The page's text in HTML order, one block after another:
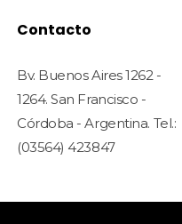
Contacto
Bv. Buenos Aires 1262 -
1264. San Francisco -
Córdoba - Argentina. Tel.:
(03564) 423847